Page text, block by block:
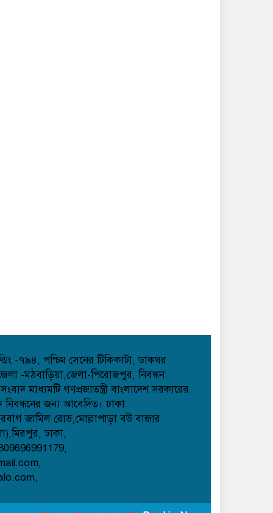
-৭৯৪, পশ্চিম সেনের টিকিকাটা, ডাকঘর
-মঠবাড়িয়া,জেলা-পিরোজপুর, নিবন্ধন:
মাধ্যমটি গণপ্রজাতন্ত্রী বাংলাদেশ সরকারের
নিবন্ধনের জন্য আবেদিত। ঢাকা
জামিল রোড,মোল্লাপাড়া বউ বাজার
ঢাকা,